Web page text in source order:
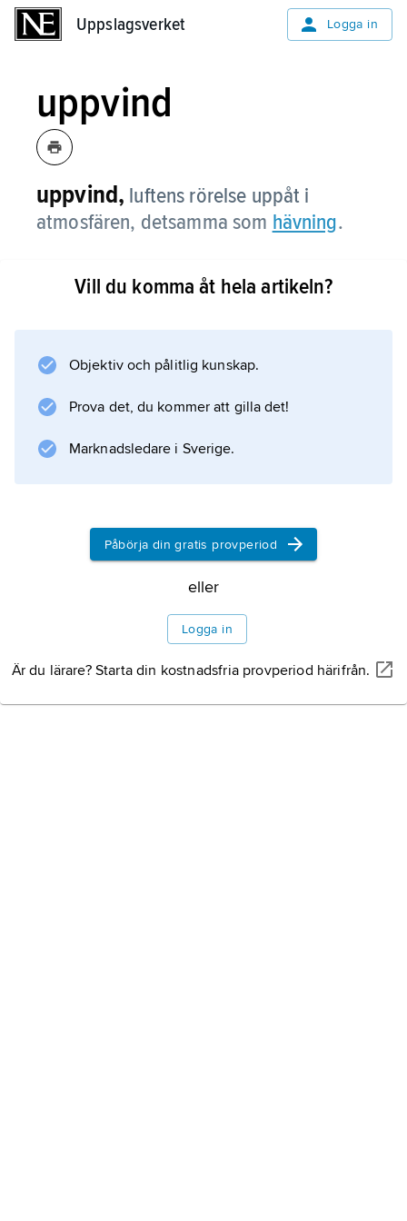
Uppslagsverket Logga in
uppvind
uppvind, luftens rörelse uppåt i
atmosfären, detsamma som hävning.
Vill du komma åt hela artikeln?
Objektiv och pålitlig kunskap.
Prova det, du kommer att gilla det!
Marknadsledare i Sverige.
Påbörja din gratis provperiod
eller
Logga in
Är du lärare? Starta din kostnadsfria provperiod härifrån.